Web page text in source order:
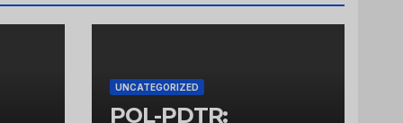
UNCATEGORIZED
POL-PDTR: